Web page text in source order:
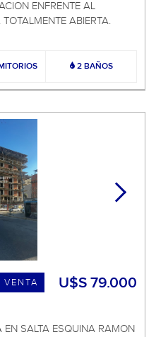
ENFRENTE AL
ABIERTA.
2 BAÑOS
U$S 79.000
VENTA
EN SALTA ESQUINA RAMON